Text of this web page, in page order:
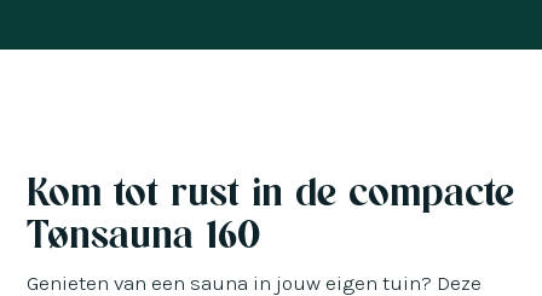
Kom tot rust in de compacte
Tønsauna 160
Genieten van een sauna in jouw eigen tuin? Deze